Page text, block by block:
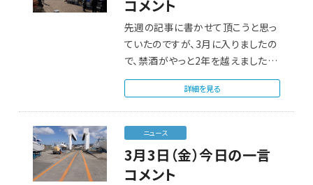
コメント
先週の記事に書かせて頂こうと思っ
ていたのですが、3月に入りましたの
で、禁酒がやっと2年を越えました。
2…
詳細を見る
ニュース
3月3日（金）今日の一言
コメント